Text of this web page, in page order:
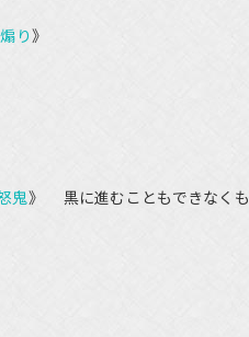
り》
鬼》 黒に進むこともできなくも